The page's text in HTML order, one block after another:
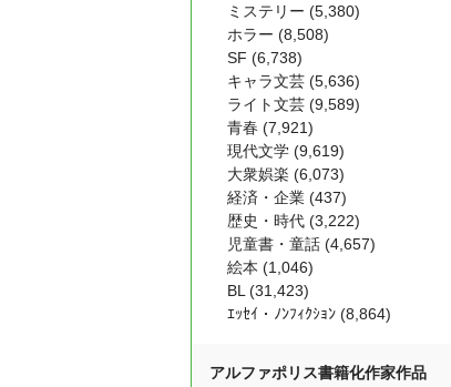
ミステリー (5,380)
ホラー (8,508)
SF (6,738)
キャラ文芸 (5,636)
ライト文芸 (9,589)
青春 (7,921)
現代文学 (9,619)
大衆娯楽 (6,073)
経済・企業 (437)
歴史・時代 (3,222)
児童書・童話 (4,657)
絵本 (1,046)
BL (31,423)
ｴｯｾｲ・ﾉﾝﾌｨｸｼｮﾝ (8,864)
アルファポリス書籍化作家作品